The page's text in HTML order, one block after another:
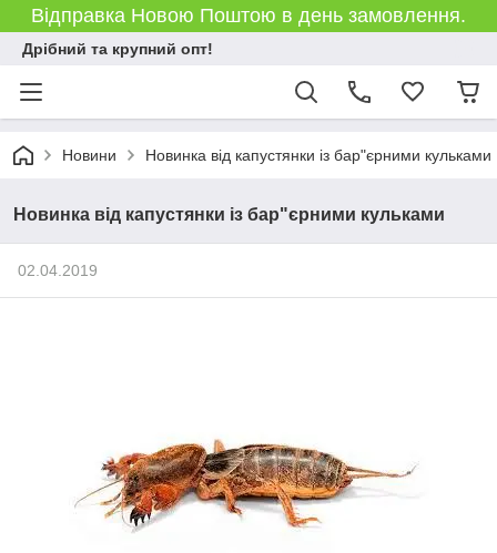
Відправка Новою Поштою в день замовлення.
Дрібний та крупний опт!
Новини Новинка від капустянки із бар"єрними кульками
Новинка від капустянки із бар"єрними кульками
02.04.2019